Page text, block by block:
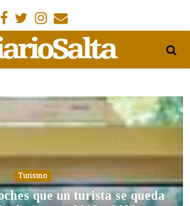
Facebook
Gorjeo
Instagram
Email
Turismo
que un turista se queda